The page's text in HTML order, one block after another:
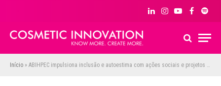
LinkedInInstagram
YouTubeFacebook
Início » ABIHPEC impulsiona inclusão e autoestima com ações sociais e projetos de beleza